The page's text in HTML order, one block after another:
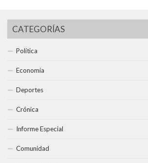
CATEGORÍAS
Política
Economía
Deportes
Crónica
Informe Especial
Comunidad